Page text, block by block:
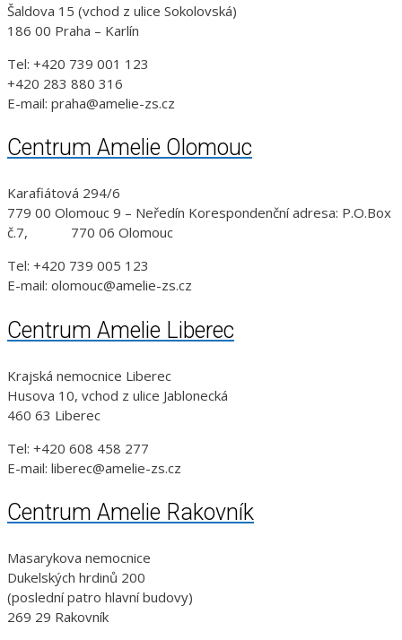
Šaldova 15 (vchod z ulice Sokolovská)
186 00 Praha – Karlín
Tel: +420 739 001 123
+420 283 880 316
E-mail: praha@amelie-zs.cz
Centrum Amelie Olomouc
Karafiátová 294/6
779 00 Olomouc 9 – Neředín Korespondenční adresa: P.O.Box
č.7, 770 06 Olomouc
Tel: +420 739 005 123
E-mail: olomouc@amelie-zs.cz
Centrum Amelie Liberec
Krajská nemocnice Liberec
Husova 10, vchod z ulice Jablonecká
460 63 Liberec
Tel: +420 608 458 277
E-mail: liberec@amelie-zs.cz
Centrum Amelie Rakovník
Masarykova nemocnice
Dukelských hrdinů 200
(poslední patro hlavní budovy)
269 29 Rakovník